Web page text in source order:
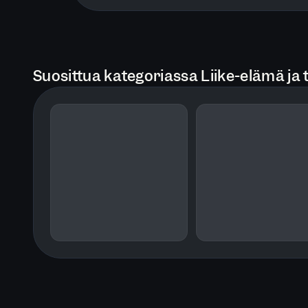
Suosittua kategoriassa Liike-elämä ja